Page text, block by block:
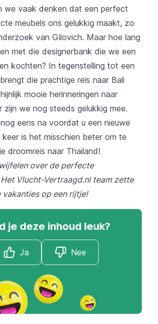
we vaak denken dat een perfect
meubels ons gelukkig maakt, zo
van Gilovich. Maar hoe lang
met die designerbank die we een
kochten? In tegenstelling tot een
die prachtige reis naar Bali
mooie herinneringen naar
zijn we nog steeds gelukkig mee.
eens na voordat u een nieuwe
is het misschien beter om te
droomreis naar Thailand!
over de perfecte
Vlucht-Vertraagd.nl team zette
op een rijtje!
je deze inhoud leuk?
Ja Nee